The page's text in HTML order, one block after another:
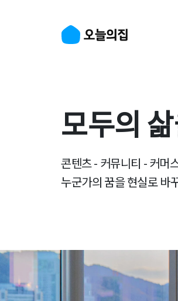
모두의
콘텐츠 - 커뮤니티 - 커머
누군가의 꿈을 현실로 바